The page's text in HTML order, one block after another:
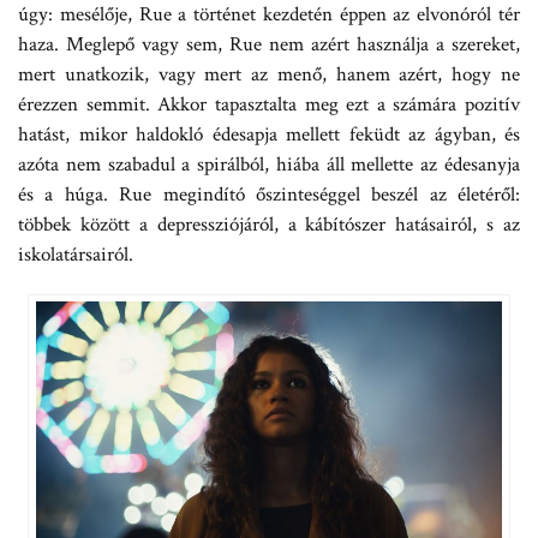
úgy: mesélője, Rue a történet kezdetén éppen az elvonóról tér
haza. Meglepő vagy sem, Rue nem azért használja a szereket,
mert unatkozik, vagy mert az menő, hanem azért, hogy ne
érezzen semmit. Akkor tapasztalta meg ezt a számára pozitív
hatást, mikor haldokló édesapja mellett feküdt az ágyban, és
azóta nem szabadul a spirálból, hiába áll mellette az édesanyja
és a húga. Rue megindító őszinteséggel beszél az életéről:
többek között a depressziójáról, a kábítószer hatásairól, s az
iskolatársairól.